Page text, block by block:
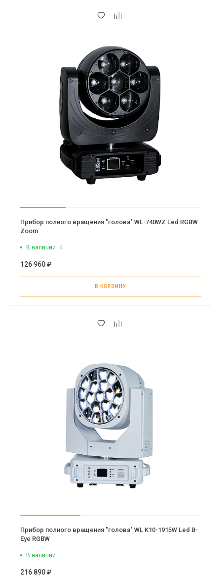
Прибор полного вращения "голова" WL-740WZ Led RGBW
Zoom
В наличии 4
126 960 ₽
В КОРЗИНУ
Прибор полного вращения "голова" WL K10-1915W Led B-
Eye RGBW
В наличии
216 890 ₽